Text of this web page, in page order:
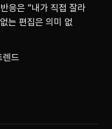
응은 “내가 직접 잘라
는 편집은 의미 없
드